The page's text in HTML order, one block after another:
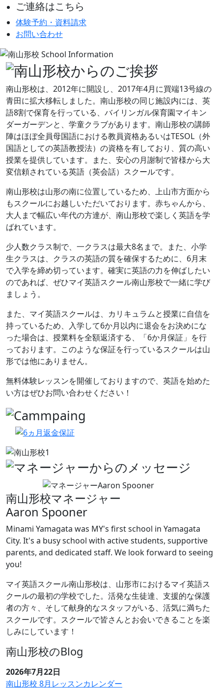
ご連絡はこちら
体験予約・資料請求
お問い合わせ
南山形校は、2012年に開設し、2017年4月に買端13号線の
青田に拡大移転しました。南山形校の同じ施設内には、英
語8割で保育を行っている、バイリンガル保育園マイキン
ダーガーデンと、学童クラブがあります。南山形校の講師
陣はほぼ全員母国語における教員資格あるいはTESOL（外
国語としての英語教授法）の資格を有しており、質の高い
授業を提供しています。また、安心の月謝制で皆様から大
変信頼されている英語（英会話）スクールです。
南山形校は山形の南に位置しているため、上山市方面から
もスクールにお越しいただいております。赤ちゃんから、
大人まで幅広い年代の方達が、南山形校で楽しく英語を学
ばれています。
少人数クラス制で、一クラスは最大8名まで。また、小学
生クラスは、クラスの英語の質を確保するために、6月末
で入学を締め切っています。確実に英語の力を伸ばしたい
のであれば、ぜひマイ英語スクール南山形校で一緒に学び
ましょう。
また、マイ英語スクールは、カリキュラムと授業に自信を
持っているため、入学して6か月以内に退会をお決めにな
った場合は、授業料を全額返済する、「6か月保証」を行
っております。このような保証を行っているスクールは山
形では他にありません。
無料体験レッスンを開催しておりますので、英語を始めた
い方はぜひお問い合わせください！
前へ
南山形校マネージャー
Aaron Spooner
Minami Yamagata was MY's first school in Yamagata
City. It's a busy school with active students, supportive
parents, and dedicated staff. We look forward to seeing
you!
マイ英語スクール南山形校は、山形市におけるマイ英語ス
クールの最初の学校でした。活発な生徒達、支援的な保護
者の方々、そして献身的なスタッフがいる、活気に満ちた
スクールです。スクールで皆さんとお会いできることを楽
しみにしています！
南山形校のBlog
2026年7月22日
南山形校 8月レッスンカレンダー